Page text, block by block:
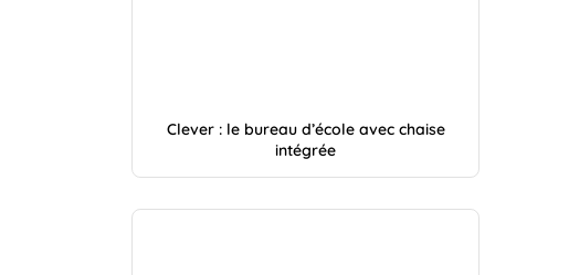
Clever : le bureau d’école avec chaise
intégrée